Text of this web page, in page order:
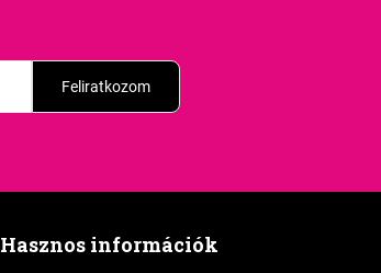
Feliratkozom
Hasznos információk